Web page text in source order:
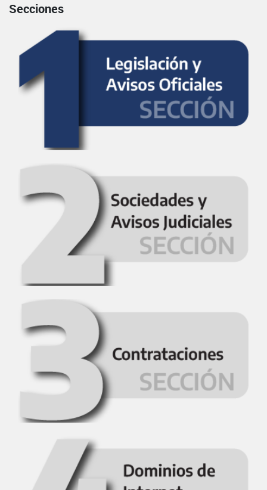
Secciones